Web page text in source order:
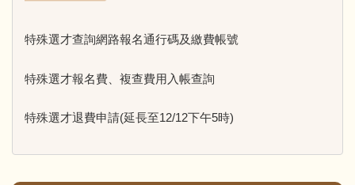
特殊選才查詢網路報名通行碼及繳費帳號
特殊選才報名費、複查費用入帳查詢
特殊選才退費申請(延長至12/12下午5時)